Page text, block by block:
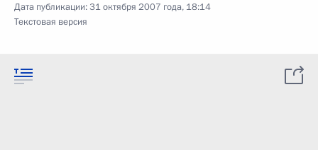
Дата публикации:31 октября 2007 года, 18:14
Текстовая версия